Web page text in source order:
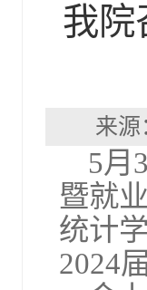
我院
来
5月
暨就
统计
2024